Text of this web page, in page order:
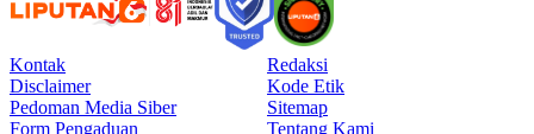
Kontak
Redaksi
Disclaimer
Kode Etik
Pedoman Media Siber
Sitemap
Form Pengaduan
Tentang Kami